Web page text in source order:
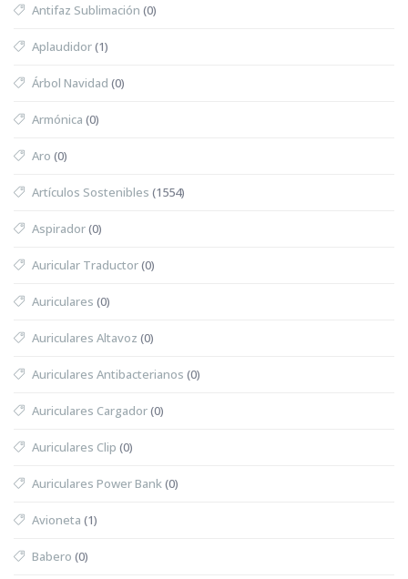
Antifaz Sublimación (0)
Aplaudidor(1)
Árbol Navidad (0)
Armónica (0)
Aro (0)
Artículos Sostenibles (1554)
Aspirador(0)
Auricular Traductor(0)
Auriculares (0)
Auriculares Altavoz (0)
Auriculares Antibacterianos (0)
Auriculares Cargador(0)
Auriculares Clip (0)
Auriculares Power Bank(0)
Avioneta (1)
Babero (0)